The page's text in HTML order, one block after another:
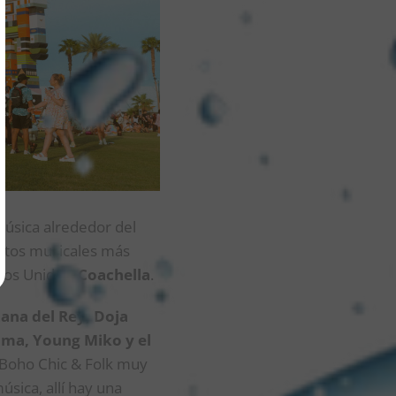
alrededor del
musicales más
Unidos:
Coachella.
del Rey, Doja
Young Miko y el
Chic & Folk muy
allí hay una